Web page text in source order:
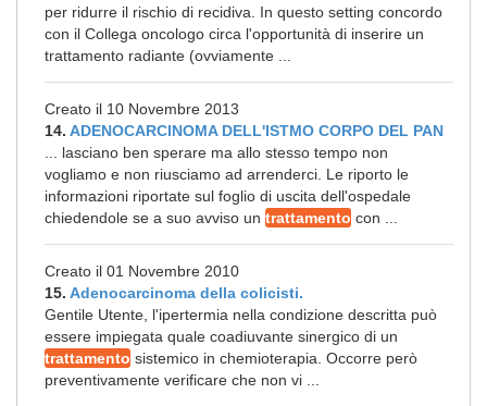
per ridurre il rischio di recidiva. In questo setting concordo
con il Collega oncologo circa l'opportunità di inserire un
trattamento radiante (ovviamente ...
Creato il 10 Novembre 2013
14. ADENOCARCINOMA DELL'ISTMO CORPO DEL PAN
... lasciano ben sperare ma allo stesso tempo non
vogliamo e non riusciamo ad arrenderci. Le riporto le
informazioni riportate sul foglio di uscita dell'ospedale
chiedendole se a suo avviso un trattamento con ...
Creato il 01 Novembre 2010
15. Adenocarcinoma della colicisti.
Gentile Utente, l'ipertermia nella condizione descritta può
essere impiegata quale coadiuvante sinergico di un
trattamento sistemico in chemioterapia. Occorre però
preventivamente verificare che non vi ...